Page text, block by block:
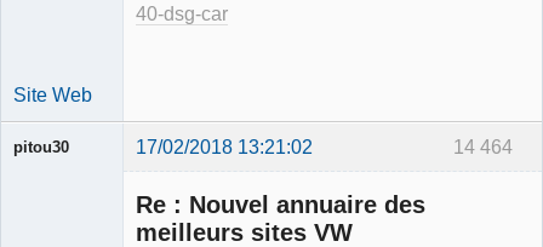
40-dsg-car
Site Web
14 464
pitou30 17/02/2018 13:21:02
Re : Nouvel annuaire des
meilleurs sites VW